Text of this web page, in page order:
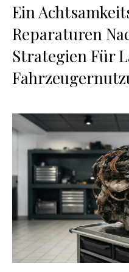
Ein
Reparaturen
Strategien Für